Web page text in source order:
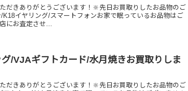
だきありがとうございます！🔆先日お買取りしたお品物のご
イヤリング/スマートフォンお家で眠っているお品物はご
にお査定させ...
グ/VJAギフトカード/水月焼きお買取りしま
だきありがとうございます！🔆先日お買取りしたお品物のご